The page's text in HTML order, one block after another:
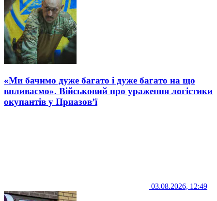
«Ми бачимо дуже багато і дуже багато на що
впливаємо». Військовий про ураження логістики
окупантів у Приазов’ї
03.08.2026, 12:49